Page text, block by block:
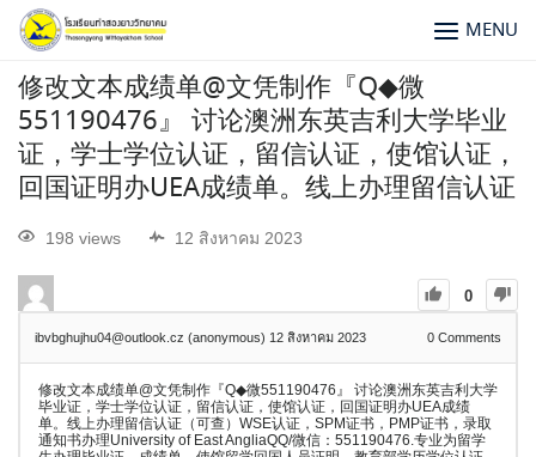
MENU
修改文本成绩单@文凭制作『Q◆微
551190476』 讨论澳洲东英吉利大学毕业
证，学士学位认证，留信认证，使馆认证，
回国证明办UEA成绩单。线上办理留信认证
198 views 12 สิงหาคม 2023
0
ibvbghujhu04@outlook.cz (anonymous) 12 สิงหาคม 2023 0 Comments
修改文本成绩单@文凭制作『Q◆微551190476』 讨论澳洲东英吉利大学
毕业证，学士学位认证，留信认证，使馆认证，回国证明办UEA成绩
单。线上办理留信认证（可查）WSE认证，SPM证书，PMP证书，录取
通知书办理University of East AngliaQQ/微信：551190476.专业为留学